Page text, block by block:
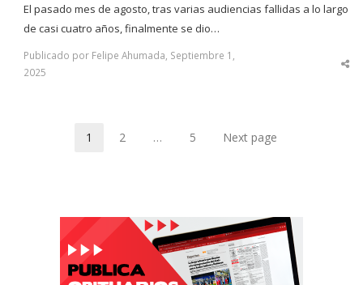
El pasado mes de agosto, tras varias audiencias fallidas a lo largo
de casi cuatro años, finalmente se dio…
Publicado por Felipe Ahumada, Septiembre 1,
2025
Page
1 Page
2 … Page
5 Next page